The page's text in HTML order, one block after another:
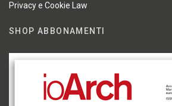
Privacy e Cookie Law
SHOP ABBONAMENTI